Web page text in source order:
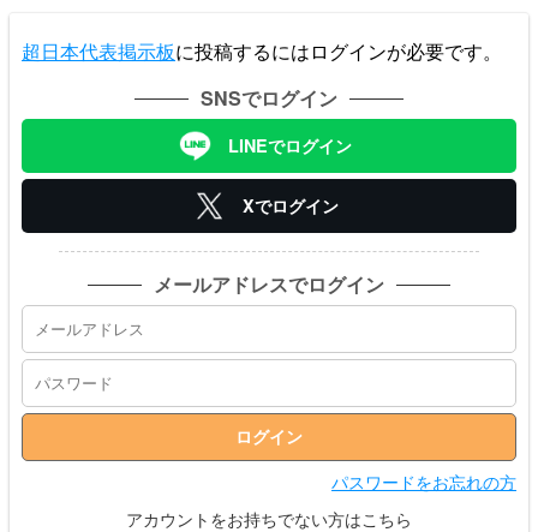
超日本代表掲示板に投稿するにはログインが必要です。
SNSでログイン
LINEでログイン
Xでログイン
メールアドレスでログイン
パスワードをお忘れの方
アカウントをお持ちでない方はこちら